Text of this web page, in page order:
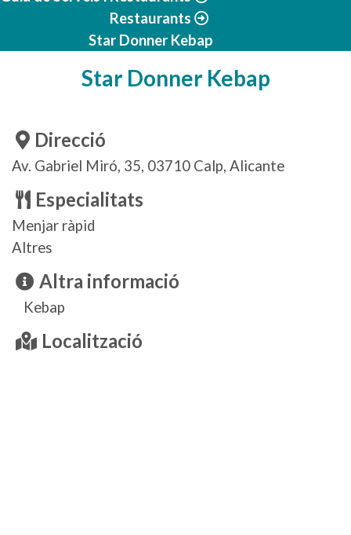
Restaurants
Star Donner Kebap
Star Donner Kebap
Direcció
Av. Gabriel Miró, 35, 03710 Calp, Alicante
Especialitats
Menjar ràpid
Altres
Altra informació
Kebap
Localització